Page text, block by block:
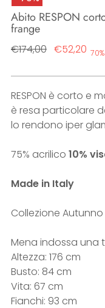
Abito RESPON
frange
Regular
€174,00 €52,20
RESPON è corto e
è resa particolare
lo rendono iper
75% acrilico 10%
Made in Italy
Collezione
Mena indossa una
Altezza: 176 cm
Busto: 84 cm
Vita: 67 cm
Fianchi: 93 cm